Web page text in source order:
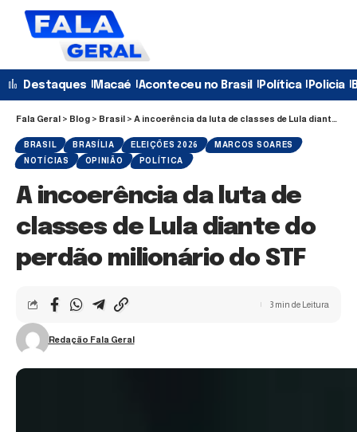
Destaques Macaé Aconteceu no Brasil Política Policia
Fala Geral > Blog > Brasil > A incoerência da luta de classes de Lula diante do perdão milionário do STF
BRASIL BRASÍLIA ELEIÇÕES 2026
MARCOS SOARES
NOTÍCIAS
OPINIÃO POLÍTICA
A incoerência da luta de
classes de Lula diante do
perdão milionário do STF
Redação Fala Geral
3 min de Leitura